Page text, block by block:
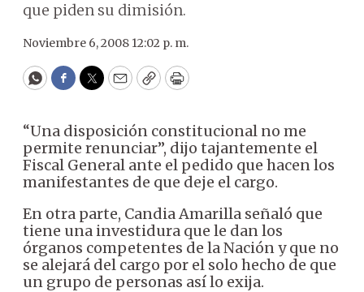
que piden su dimisión.
Noviembre 6, 2008 12:02 p. m.
WhatsApp
Facebook
Twitter
EmailCopyPrint
“Una disposición constitucional no me
permite renunciar”, dijo tajantemente el
Fiscal General ante el pedido que hacen los
manifestantes de que deje el cargo.
En otra parte, Candia Amarilla señaló que
tiene una investidura que le dan los
órganos competentes de la Nación y que no
se alejará del cargo por el solo hecho de que
un grupo de personas así lo exija.